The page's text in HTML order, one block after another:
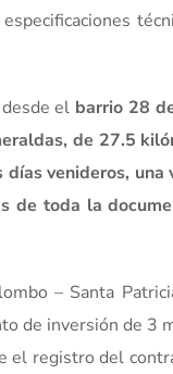
el barrio 28
de 27.5
venideros, una
de toda la
– Santa
de inversión de 3
el registro del